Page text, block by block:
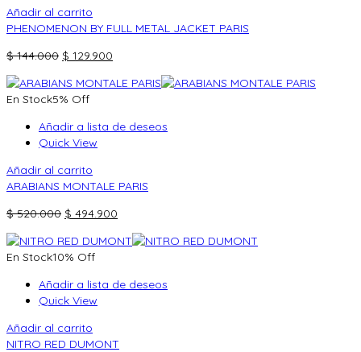
Añadir al carrito
PHENOMENON BY FULL METAL JACKET PARIS
$144.000 El
original
era:
$ 144.000.
$ 129.900
actual
$ 129.900.
En Stock5% Off
Añadir a lista de deseos
Quick View
Añadir al carrito
ARABIANS MONTALE PARIS
$520.000 El
original
era:
$ 520.000.
$ 494.900
actual
$ 494.900.
En Stock10% Off
Añadir a lista de deseos
Quick View
Añadir al carrito
NITRO RED DUMONT